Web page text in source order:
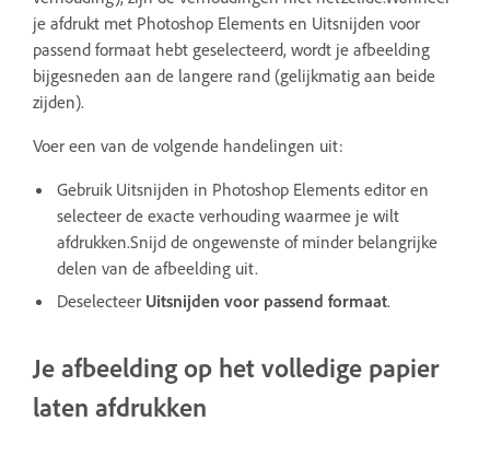
je afdrukt met Photoshop Elements en Uitsnijden voor
passend formaat hebt geselecteerd, wordt je afbeelding
bijgesneden aan de langere rand (gelijkmatig aan beide
zijden).
Voer een van de volgende handelingen uit:
Gebruik Uitsnijden in Photoshop Elements editor en
selecteer de exacte verhouding waarmee je wilt
afdrukken.Snijd de ongewenste of minder belangrijke
delen van de afbeelding uit.
Deselecteer Uitsnijden voor passend formaat.
Je afbeelding op het volledige papier
laten afdrukken